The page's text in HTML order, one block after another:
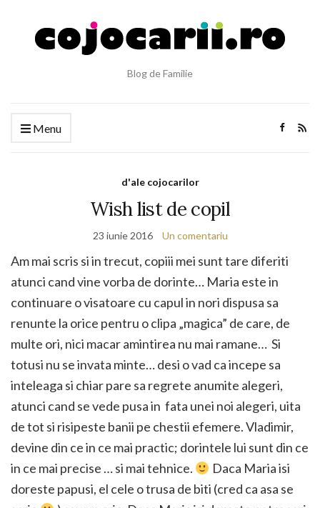
Blog de Familie
Menu
d'ale cojocarilor
Wish list de copil
23 iunie 2016 Un comentariu
Am mai scris si in trecut, copiii mei sunt tare diferiti
atunci cand vine vorba de dorinte… Maria este in
continuare o visatoare cu capul in nori dispusa sa
renunte la orice pentru o clipa „magica” de care, de
multe ori, nici macar amintirea nu mai ramane… Si
totusi nu se invata minte… desi o vad ca incepe sa
inteleaga si chiar pare sa regrete anumite alegeri,
atunci cand se vede pusa in fata unei noi alegeri, uita
de tot si risipeste banii pe chestii efemere. Vladimir,
devine din ce in ce mai practic; dorintele lui sunt din ce
in ce mai precise … si mai tehnice.
Daca Maria isi
doreste papusi, el cele o trusa de biti (cred ca asa se